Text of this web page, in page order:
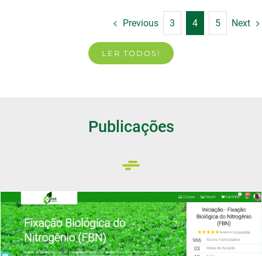
Previous 3 4 5 Next
LER TODOS!
Publicações